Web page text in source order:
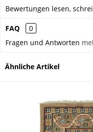
Bewertungen lesen,
FAQ
0
Fragen und Antworten
Ähnliche Artikel